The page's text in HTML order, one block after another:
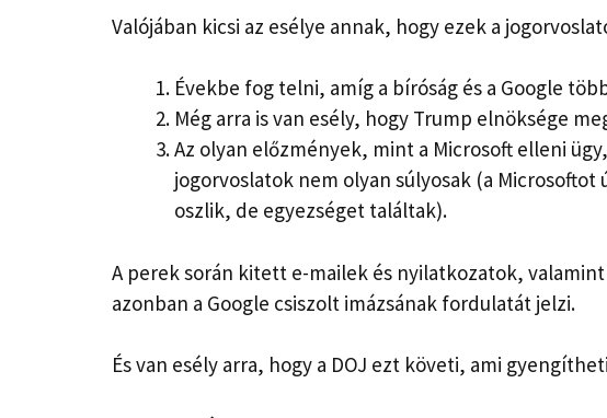
Valójában kicsi az esélye annak, hogy ezek a
Évekbe fog telni, amíg a bíróság és a Google
Még arra is van esély, hogy Trump elnöksége
Az olyan előzmények, mint a Microsoft elleni
jogorvoslatok nem olyan súlyosak (a
oszlik, de egyezséget találtak).
A perek során kitett e-mailek és nyilatkozatok,
azonban a Google csiszolt imázsának fordulatát jelzi.
És van esély arra, hogy a DOJ ezt követi, ami